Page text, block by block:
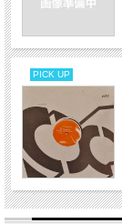
PICK UP